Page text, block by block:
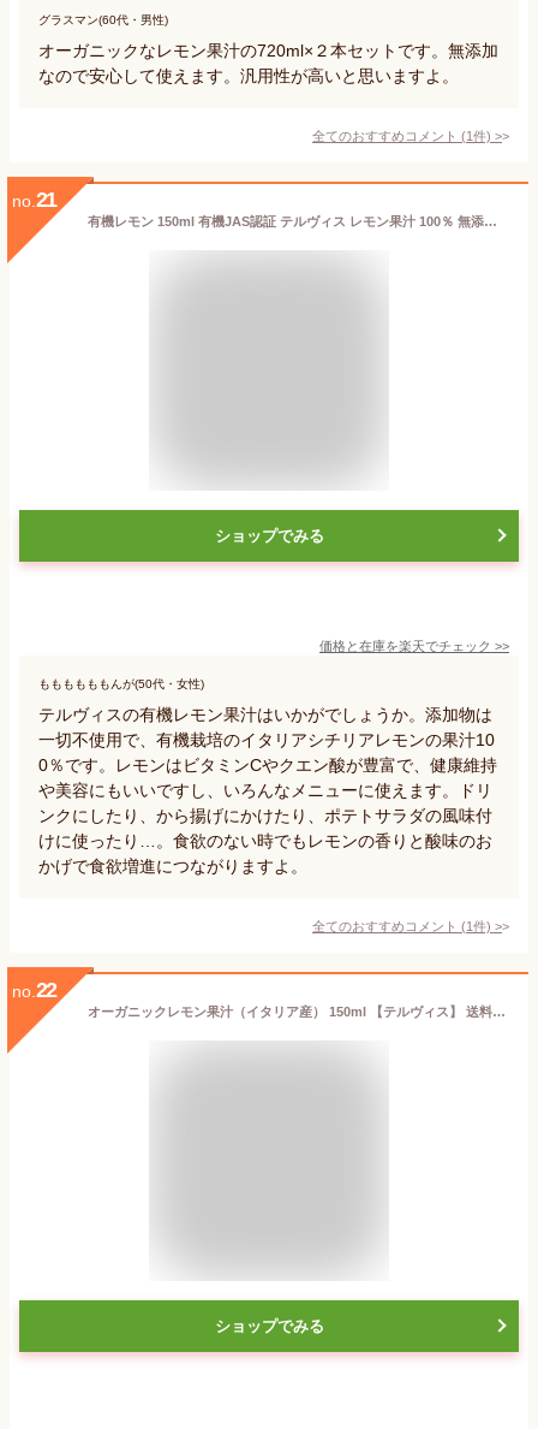
グラスマン(60代・男性)
オーガニックなレモン果汁の720ml×２本セットです。無添加
なので安心して使えます。汎用性が高いと思いますよ。
全てのおすすめコメント (1件) >
no. 21
有機レモン 150ml 有機JAS認証 テルヴィス レモン果汁 100％ 無添加 有機 オーガニック ストレート
ショップでみる
価格と在庫を楽天でチェック >>
ももももももんが(50代・女性)
テルヴィスの有機レモン果汁はいかがでしょうか。添加物は
一切不使用で、有機栽培のイタリアシチリアレモンの果汁10
0％です。レモンはビタミンCやクエン酸が豊富で、健康維持
や美容にもいいですし、いろんなメニューに使えます。ドリ
ンクにしたり、から揚げにかけたり、ポテトサラダの風味付
けに使ったり…。食欲のない時でもレモンの香りと酸味のお
かげで食欲増進につながりますよ。
全てのおすすめコメント (1件) >
no. 22
オーガニックレモン果汁（イタリア産） 150ml 【テルヴィス】 送料無料 即日発送
ショップでみる